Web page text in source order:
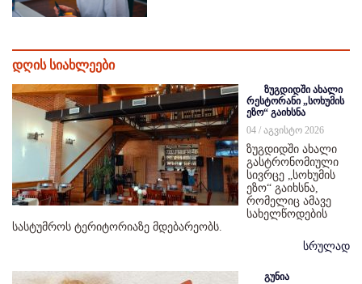
დღის სიახლეები
ზუგდიდში ახალი
რესტორანი „სოხუმის
ეზო“ გაიხსნა
04 / აგვისტო 2026
ზუგდიდში ახალი
გასტრონომიული
სივრცე „სოხუმის
ეზო“ გაიხსნა,
რომელიც ამავე
სახელწოდების
სასტუმროს ტერიტორიაზე მდებარეობს.
სრულად
გუნია